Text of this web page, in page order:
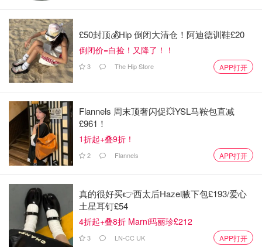
£50封顶💰Hip 倒闭大清仓！阿迪德训鞋£20
倒闭价=白捡！又降了！！
3 The Hip Store APP打开
Flannels 周末顶奢闪促💥YSL马鞍包直减
£961！
1折起+叠9折！
2 Flannels APP打开
真的很好买👉西太后Hazel腋下包£193/爱心
土星耳钉£54
4折起+叠8折 Marni玛丽珍£212
3 LN-CC UK APP打开